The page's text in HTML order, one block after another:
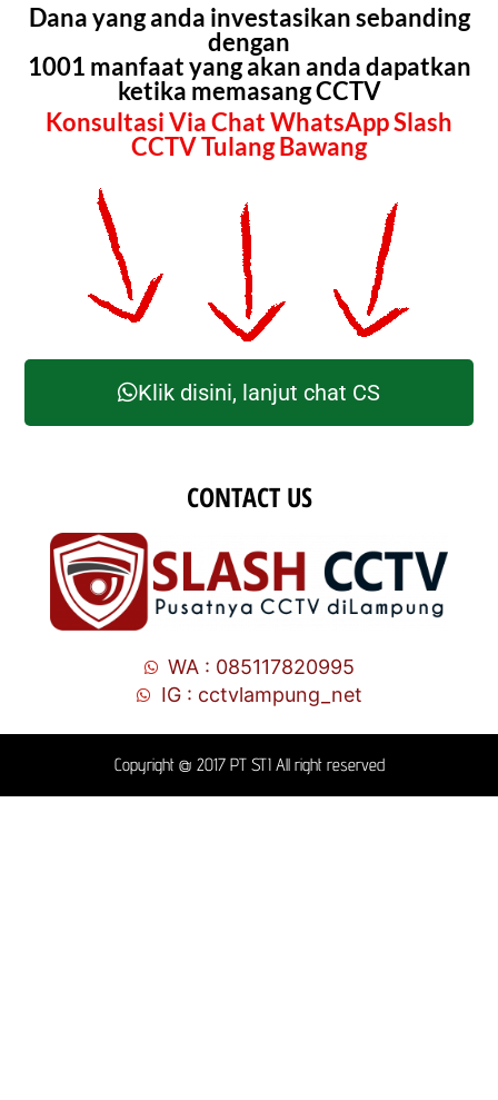
Dana yang anda investasikan sebanding
dengan
1001 manfaat yang akan anda dapatkan
ketika memasang CCTV
Konsultasi Via Chat WhatsApp Slash
CCTV Tulang Bawang
Klik disini, lanjut chat CS
CONTACT US
WA : 085117820995
IG : cctvlampung_net
Copyright @ 2017 PT STI All right reserved